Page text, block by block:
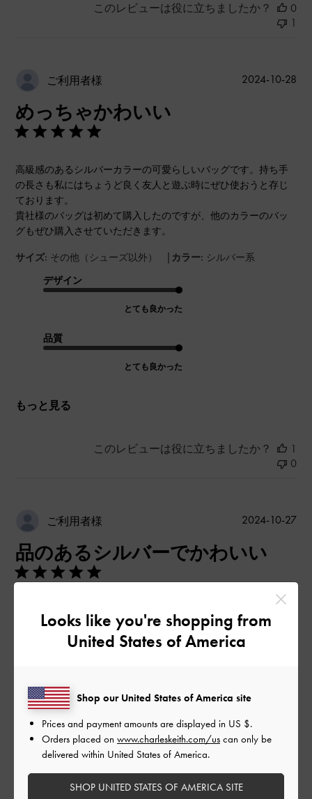
このレビューは役に立ちましたか？
0
1
ご利用者様
めっちゃかわいい
高級感のあるシルバーカラーの可愛らしいバッグです。持ち手
の長さも私にはちょうど良く友人と遊ぶ時にぜひ使おうと存じ
ております。
貴社様のバッグは初めて購入したのですが、他のカラーのバッ
グもぜひ購入させていただきます。
サイズ: その他（シューズ以外） | カラー: シルバー系
デザイン
とても良かった
品質
とても良かった
もっと見る
公
2024-10-28
このレビューは役に立ちましたか？
1
0
ご利用者様
品のあるシルバーでかわいい
すいです。中身もたっぷり入ります。持ち手が長いので、これ
からの季節アウターの上からでも持ちやすい。お気に入りで
デザイン
とても良かった
とても良かった
公
2024-10-27
Looks like you're shopping from
United States of America
Shop our United States of America site
Prices and payment amounts are displayed in US $.
Orders placed on www.charleskeith.com/us can only be
delivered within United States of America.
SHOP UNITED STATES OF AMERICA SITE